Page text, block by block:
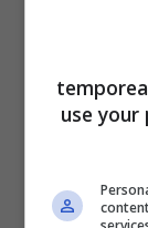
matricola e
renderla
3 proiettili
sottoposta
inserite
use